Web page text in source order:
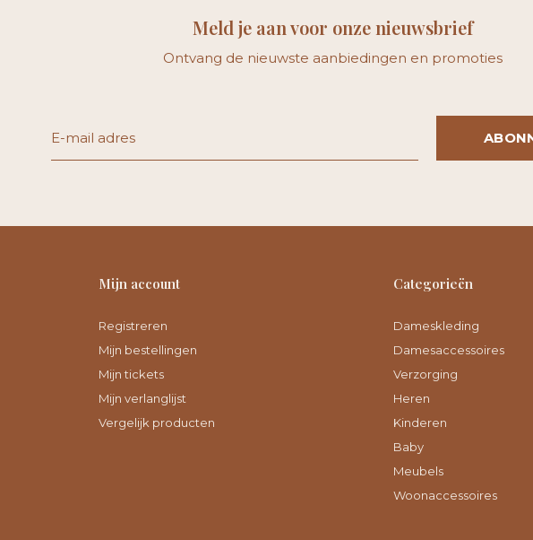
Meld je aan voor onze nieuwsbrief
Ontvang de nieuwste aanbiedingen en promoties
Mijn account
Registreren
Mijn bestellingen
Mijn tickets
Mijn verlanglijst
Vergelijk producten
Categorieën
Dameskleding
Damesaccessoires
Verzorging
Heren
Kinderen
Baby
Meubels
Woonaccessoires